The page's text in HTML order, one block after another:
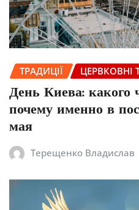
ТРАДИЦІЇ ЦЕРВКОВНІ
День Киева: какого
почему именно в
мая
Терещенко Владислав